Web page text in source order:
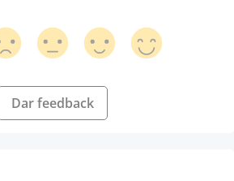
Dar feedback